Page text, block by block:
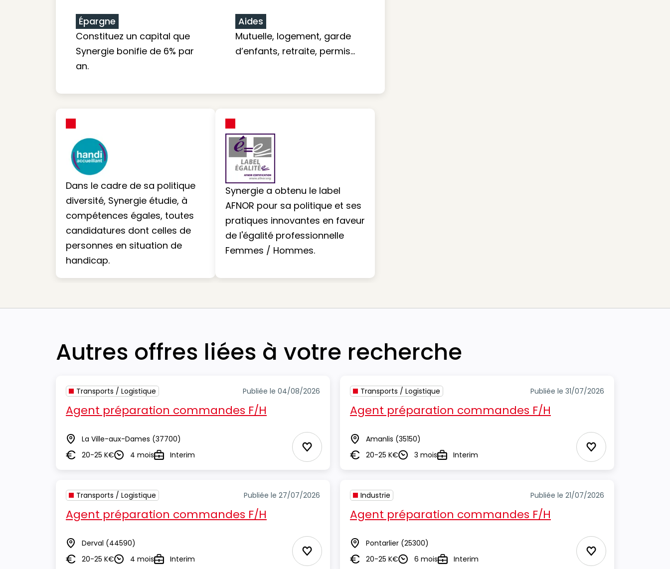
Épargne
Constituez un capital que
Synergie bonifie de 6% par
an.
Aides
Mutuelle, logement, garde
d’enfants, retraite, permis…
Dans le cadre de sa politique
diversité, Synergie étudie, à
compétences égales, toutes
candidatures dont celles de
personnes en situation de
handicap.
Synergie a obtenu le label
AFNOR pour sa politique et ses
pratiques innovantes en faveur
de l'égalité professionnelle
Femmes / Hommes.
Autres offres liées à votre recherche
Transports / Logistique Publiée le 04/08/2026
Agent préparation commandes F/H
Lieu La Ville-aux-Dames (37700)
Salaire20-25 K€Durée4 moisTypeInterim Ajouter aux Favoris
Transports / Logistique Publiée le 31/07/2026
Agent préparation commandes F/H
Lieu Amanlis (35150)
Salaire20-25 K€Durée3 moisTypeInterim Ajouter aux
Transports / Logistique Publiée le 27/07/2026
Agent préparation commandes F/H
Lieu Derval (44590)
Salaire20-25 K€Durée4 moisTypeInterim Ajouter aux Favoris
Industrie Publiée le 21/07/2026
Agent préparation commandes F/H
Lieu Pontarlier (25300)
Salaire20-25 K€Durée6 moisTypeInterim Ajouter aux